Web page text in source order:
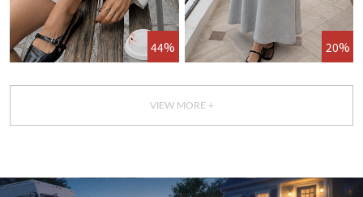
44% 20%
VIEW MORE +